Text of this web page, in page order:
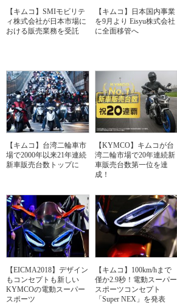
【キムコ】SMIモビリテ
ィ株式会社が日本市場に
おける販売業務を受託
【キムコ】日本国内事業
を9月より Eisyu株式会社
に全面移管へ
【キムコ】台湾二輪車市
場で2000年以来21年連続
新車販売台数トップに
【KYMCO】キムコが台
湾二輪市場で20年連続新
車販売台数第一位を達
成！
【EICMA2018】デザイン
もコンセプトも新しい
KYMCOの電動スーパー
スポーツ
【キムコ】100km/hまで
僅か2.9秒！電動スーパー
スポーツコンセプト
「Super NEX」を発表